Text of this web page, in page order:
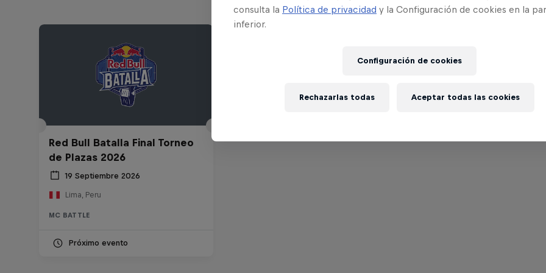
Red Bull Batalla Final Torneo
de Plazas 2026
19 Septiembre 2026
Lima, Peru
MC BATTLE
Próximo evento
consulta la Política de privacidad y la Configuración de cookies en la
inferior.
Configuración de cookies
Rechazarlas todas Aceptar todas las cookies